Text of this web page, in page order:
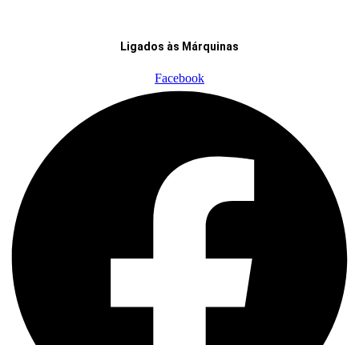
Ligados às Márquinas
Facebook